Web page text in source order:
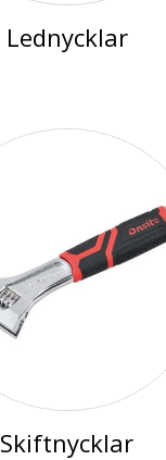
Lednycklar
Skiftnycklar